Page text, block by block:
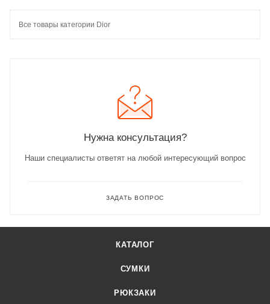
Все товары категории Dior
Нужна консультация?
Наши специалисты ответят на любой интересующий вопрос
ЗАДАТЬ ВОПРОС
КАТАЛОГ
СУМКИ
РЮКЗАКИ